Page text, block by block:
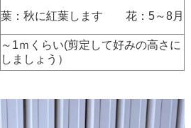
葉：秋に紅葉します 花：5～8月
～1ｍくらい(剪定して好みの高さに
しましょう）